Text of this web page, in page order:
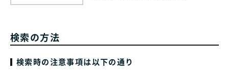
検索の方法
検索時の注意事項は以下の通り